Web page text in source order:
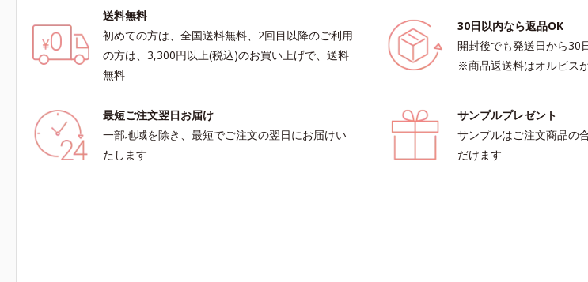
送料無料
初めての方は、全国送料無料、2回目以降のご利用
の方は、3,300円以上(税込)のお買い上げで、送料
無料
30日以内なら返品OK
開封後でも発送日から30
※商品返送料はオルビス
最短ご注文翌日お届け
一部地域を除き、最短でご注文の翌日にお届けい
たします
サンプルプレゼント
サンプルはご注文商品の
だけます